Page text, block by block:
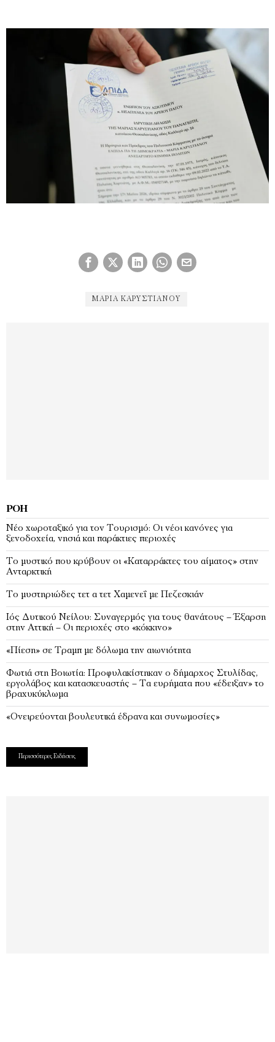
ΜΑΡΊΑ ΚΑΡΥΣΤΙΑΝΟΎ
ΡΟΉ
Νέο χωροταξικό για τον Τουρισμό: Οι νέοι κανόνες για
ξενοδοχεία, νησιά και παράκτιες περιοχές
Το μυστικό που κρύβουν οι «Καταρράκτες του αίματος» στην
Ανταρκτική
Το μυστηριώδες τετ α τετ Χαμενεΐ με Πεζεσκιάν
Ιός Δυτικού Νείλου: Συναγερμός για τους θανάτους – Έξαρση
στην Αττική – Οι περιοχές στο «κόκκινο»
«Πίεση» σε Τραμπ με δόλωμα την αιωνιότητα
Φωτιά στη Βοιωτία: Προφυλακίστηκαν ο δήμαρχος Στυλίδας,
εργολάβος και κατασκευαστής – Τα ευρήματα που «έδειξαν» το
βραχυκύκλωμα
«Ονειρεύονται βουλευτικά έδρανα και συνωμοσίες»
Περισσότερες Ειδήσεις